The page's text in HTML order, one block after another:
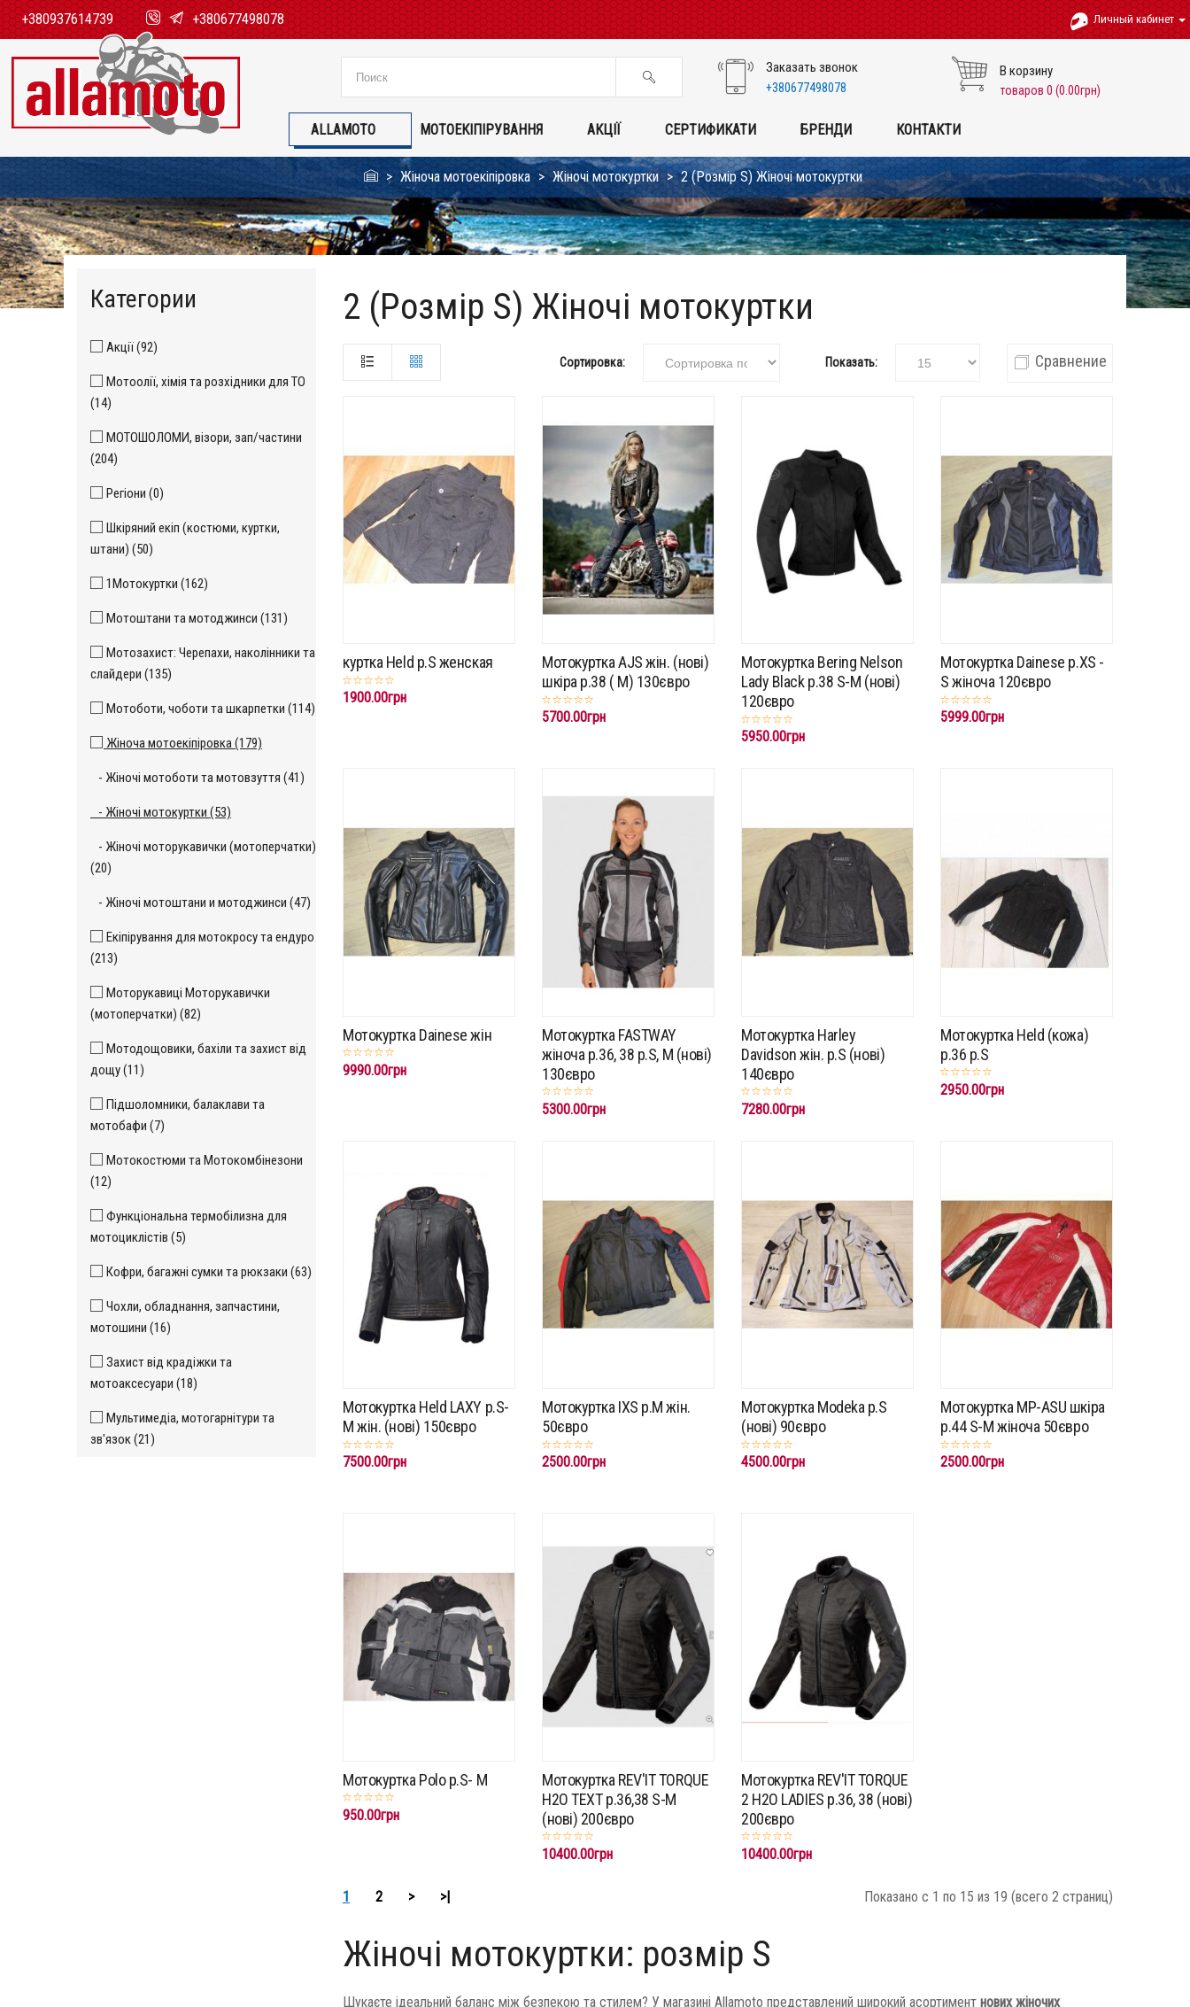
+380937614739 +380677498078 Личный кабинет
Заказать звонок
+380677498078
В корзину
товаров 0 (0.00грн)
ALLAMOTO МОТОЕКІПІРУВАННЯ АКЦІЇ СЕРТИФИКАТИ БРЕНДИ КОНТАКТИ
Жіноча мотоекіпіровка Жіночі мотокуртки 2 (Розмір S) Жіночі мотокуртки
Категории
Акції (92)
Мотоолії, хімія та розхідники для ТО
(14)
МОТОШОЛОМИ, візори, зап/частини
(204)
Регіони (0)
Шкіряний екіп (костюми, куртки,
штани) (50)
1Мотокуртки (162)
Мотоштани та мотоджинси (131)
Мотозахист: Черепахи, наколінники та
слайдери (135)
Мотоботи, чоботи та шкарпетки (114)
Жіноча мотоекіпіровка (179)
- Жіночі мотоботи та мотовзуття (41)
- Жіночі мотокуртки (53)
- Жіночі моторукавички (мотоперчатки)
(20)
- Жіночі мотоштани и мотоджинси (47)
Екіпірування для мотокросу та ендуро
(213)
Моторукавиці Моторукавички
(мотоперчатки) (82)
Мотодощовики, бахіли та захист від
дощу (11)
Підшоломники, балаклави та
мотобафи (7)
Мотокостюми та Мотокомбінезони
(12)
Функціональна термобілизна для
мотоциклістів (5)
Кофри, багажні сумки та рюкзаки (63)
Чохли, обладнання, запчастини,
мотошини (16)
Захист від крадіжки та
мотоаксесуари (18)
Мультимедіа, мотогарнітури та
зв'язок (21)
2 (Розмір S) Жіночі мотокуртки
Сортировка: Показать: Сравнение
куртка Held p.S женская
1900.00грн
Мотокуртка AJS жін. (нові)
шкіра р.38 ( М) 130євро
5700.00грн
Мотокуртка Bering Nelson
Lady Black p.38 S-M (нові)
120євро
5950.00грн
Мотокуртка Dainese p.XS -
S жіноча 120євро
5999.00грн
Мотокуртка Dainese жін
9990.00грн
Мотокуртка FASTWAY
жіноча p.36, 38 p.S, M (нові)
130євро
5300.00грн
Мотокуртка Harley
Davidson жін. p.S (нові)
140євро
7280.00грн
Мотокуртка Held (кожа)
p.36 p.S
2950.00грн
Мотокуртка Held LAXY p.S-
M жін. (нові) 150євро
7500.00грн
Мотокуртка IXS p.M жін.
50євро
2500.00грн
Мотокуртка Modeka p.S
(нові) 90євро
4500.00грн
Мотокуртка MP-ASU шкіра
p.44 S-M жіноча 50євро
2500.00грн
Мотокуртка Polo p.S- M
950.00грн
Мотокуртка REV'IT TORQUE
H2O TEXT p.36,38 S-M
(нові) 200євро
10400.00грн
Мотокуртка REV'IT TORQUE
2 H2O LADIES p.36, 38 (нові)
200євро
10400.00грн
1 2 > >| Показано с 1 по 15 из 19 (всего 2 страниц)
Жіночі мотокуртки: розмір S
Шукаєте ідеальний баланс між безпекою та стилем? У магазині Allamoto представлений широкий асортимент нових жіночих